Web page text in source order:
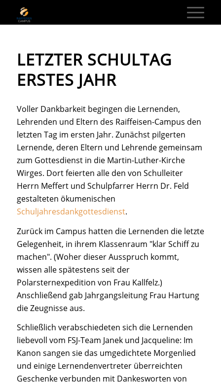
LETZTER SCHULTAG
ERSTES JAHR
Voller Dankbarkeit begingen die Lernenden,
Lehrenden und Eltern des Raiffeisen-Campus den
letzten Tag im ersten Jahr. Zunächst pilgerten
Lernende, deren Eltern und Lehrende gemeinsam
zum Gottesdienst in die Martin-Luther-Kirche
Wirges. Dort feierten alle den von Schulleiter
Herrn Meffert und Schulpfarrer Herrn Dr. Feld
gestalteten ökumenischen
Schuljahresdankgottesdienst.
Zurück im Campus hatten die Lernenden die letzte
Gelegenheit, in ihrem Klassenraum "klar Schiff zu
machen". (Woher dieser Ausspruch kommt,
wissen alle spätestens seit der
Polarsternexpedition von Frau Kallfelz.)
Anschließend gab Jahrgangsleitung Frau Hartung
die Zeugnisse aus.
Schließlich verabschiedeten sich die Lernenden
liebevoll vom FSJ-Team Janek und Jacqueline: Im
Kanon sangen sie das umgedichtete Morgenlied
und einige Lernendenvertreter überreichten
Geschenke verbunden mit Dankesworten von